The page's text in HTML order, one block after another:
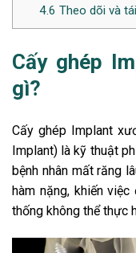
4.6 Theo dõi và
Cấy ghép
gì?
Cấy ghép Implant
Implant) là kỹ thuật
bệnh nhân mất răng
hàm nặng, khiến
thống không thể thực